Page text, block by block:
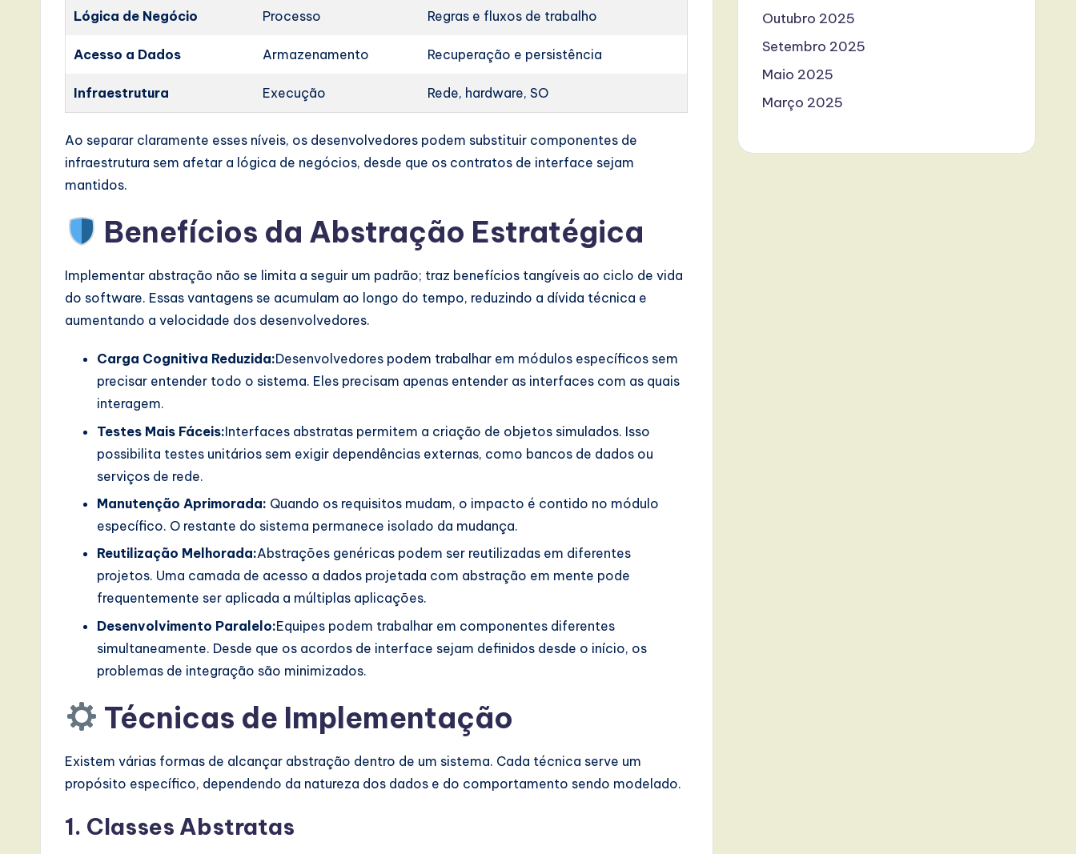
Lógica de Negócio Processo Regras e fluxos de trabalho
Acesso a Dados Armazenamento Recuperação e persistência
Infraestrutura Execução Rede, hardware, SO
Ao separar claramente esses níveis, os desenvolvedores podem substituir componentes de
infraestrutura sem afetar a lógica de negócios, desde que os contratos de interface sejam
mantidos.
Benefícios da Abstração Estratégica
Implementar abstração não se limita a seguir um padrão; traz benefícios tangíveis ao ciclo de vida
do software. Essas vantagens se acumulam ao longo do tempo, reduzindo a dívida técnica e
aumentando a velocidade dos desenvolvedores.
Carga Cognitiva Reduzida:Desenvolvedores podem trabalhar em módulos específicos sem
precisar entender todo o sistema. Eles precisam apenas entender as interfaces com as quais
interagem.
Testes Mais Fáceis:Interfaces abstratas permitem a criação de objetos simulados. Isso
possibilita testes unitários sem exigir dependências externas, como bancos de dados ou
serviços de rede.
Manutenção Aprimorada: Quando os requisitos mudam, o impacto é contido no módulo
específico. O restante do sistema permanece isolado da mudança.
Reutilização Melhorada:Abstrações genéricas podem ser reutilizadas em diferentes
projetos. Uma camada de acesso a dados projetada com abstração em mente pode
frequentemente ser aplicada a múltiplas aplicações.
Desenvolvimento Paralelo:Equipes podem trabalhar em componentes diferentes
simultaneamente. Desde que os acordos de interface sejam definidos desde o início, os
problemas de integração são minimizados.
Técnicas de Implementação
Existem várias formas de alcançar abstração dentro de um sistema. Cada técnica serve um
propósito específico, dependendo da natureza dos dados e do comportamento sendo modelado.
1. Classes Abstratas
Outubro 2025
Setembro 2025
Maio 2025
Março 2025